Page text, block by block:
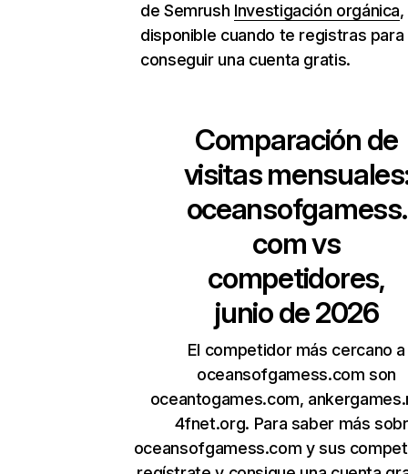
de Semrush Investigación orgánica,
disponible cuando te registras para
conseguir una cuenta gratis.
Comparación de
visitas
oceansofgamess.
comvs
competidores,
junio de 2026
El competidor más cercano a
oceansofgamess.com son
oceantogames.com,
4fnet.org. Para saber más
oceansofgamess.com y sus